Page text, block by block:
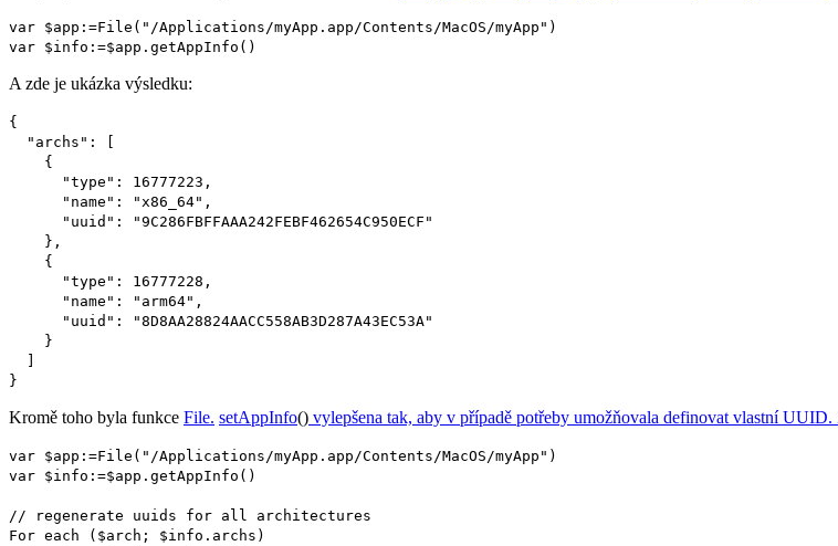
var $app :=File ("/Applications/myApp.app/Contents/MacOS/myApp")
var $info :=$app . getAppInfo ()
A zde je ukázka výsledku:
{
"archs": [
{
"type": 16777223,
"name": "x86_64",
"uuid": "9C286FBFFAAA242FEBF462654C950ECF"
},
{
"type": 16777228,
"name": "arm64",
"uuid": "8D8AA28824AACC558AB3D287A43EC53A"
}
}
Kromě toho byla funkce File. setAppInfo() vylepšena tak, aby v případě potřeby umožňovala definovat vlastní UUID.
var $app :=File ("/Applications/myApp.app/Contents/MacOS/myApp")
var $info :=$app . getAppInfo ()
// regenerate uuids for all architectures
For eac h ( $arch ; $info . archs )